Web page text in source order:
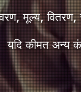
मूल्य,
यदि कीमत अन्य